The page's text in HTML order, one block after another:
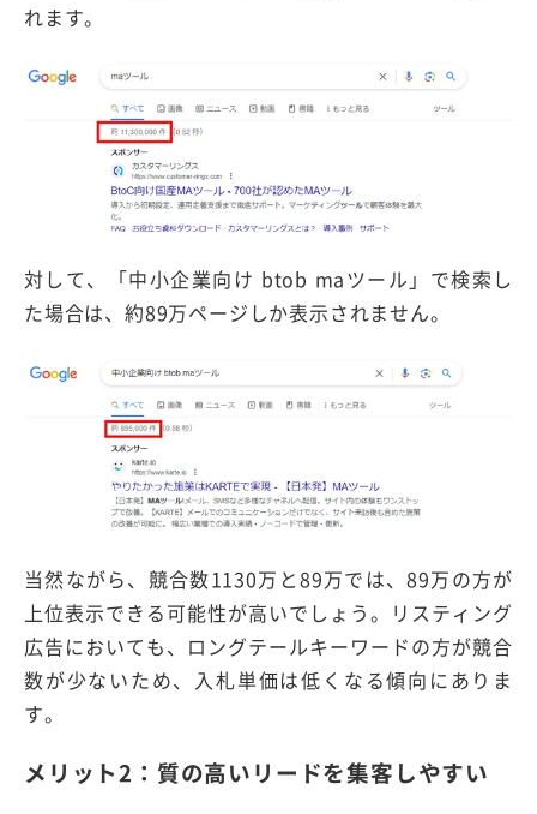
れます。
対して、「中小企業向け btob maツール」で検索し
た場合は、約89万ページしか表示されません。
当然ながら、競合数1130万と89万では、89万の方が
上位表示できる可能性が高いでしょう。リスティング
広告においても、ロングテールキーワードの方が競合
数が少ないため、入札単価は低くなる傾向にありま
す。
メリット2：質の高いリードを集客しやすい